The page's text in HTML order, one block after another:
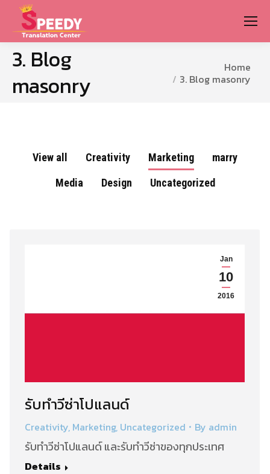
3. Blog
masonry
Home
3. Blog masonry
View all Creativity Marketing
marry
Media
Design Uncategorized
Jan
10
2016
รับทำวีซ่าโปแลนด์
Creativity, Marketing, Uncategorized By admin
รับทำวีซ่าโปแลนด์ และรับทำวีซ่าของทุกประเทศ
Details